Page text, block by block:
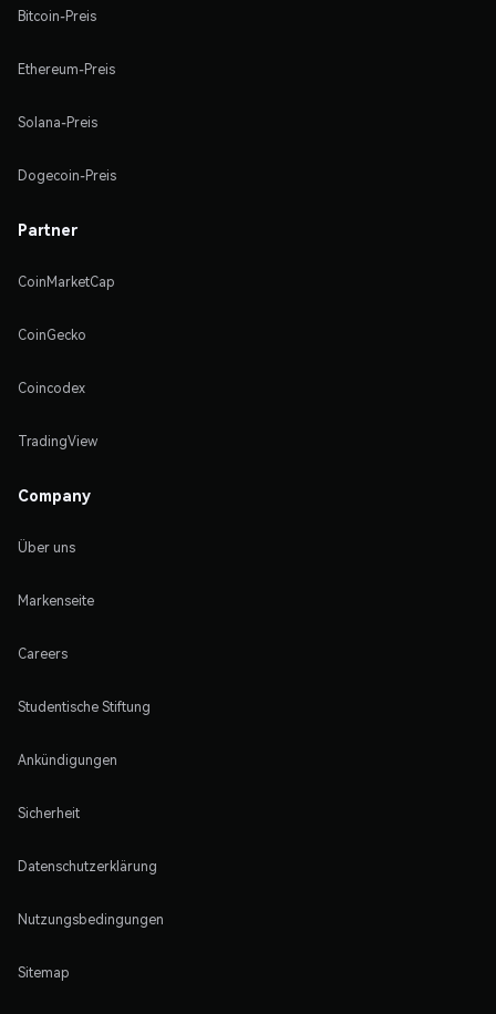
Bitcoin-Preis
Ethereum-Preis
Solana-Preis
Dogecoin-Preis
Partner
CoinMarketCap
CoinGecko
Coincodex
TradingView
Company
Über uns
Markenseite
Careers
Studentische Stiftung
Ankündigungen
Sicherheit
Datenschutzerklärung
Nutzungsbedingungen
Sitemap